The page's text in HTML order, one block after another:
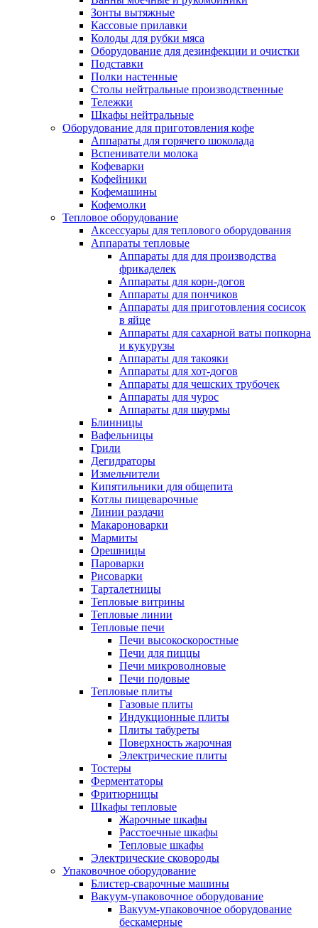
Зонты вытяжные
Кассовые прилавки
Колоды для рубки мяса
Оборудование для дезинфекции и очистки
Подставки
Полки настенные
Столы нейтральные производственные
Тележки
Шкафы нейтральные
Оборудование для приготовления кофе
Аппараты для горячего шоколада
Вспениватели молока
Кофеварки
Кофейники
Кофемашины
Кофемолки
Тепловое оборудование
Аксессуары для теплового оборудования
Аппараты тепловые
Аппараты для для производства
фрикаделек
Аппараты для корн-догов
Аппараты для пончиков
Аппараты для приготовления сосисок
в яйце
Аппараты для сахарной ваты попкорна
и кукурузы
Аппараты для такояки
Аппараты для хот-догов
Аппараты для чешских трубочек
Аппараты для чурос
Аппараты для шаурмы
Блинницы
Вафельницы
Грили
Дегидраторы
Измельчители
Кипятильники для общепита
Котлы пищеварочные
Линии раздачи
Макароноварки
Мармиты
Орешницы
Пароварки
Рисоварки
Тарталетницы
Тепловые витрины
Тепловые линии
Тепловые печи
Печи высокоскоростные
Печи для пиццы
Печи микроволновые
Печи подовые
Тепловые плиты
Газовые плиты
Индукционные плиты
Плиты табуреты
Поверхность жарочная
Электрические плиты
Тостеры
Ферментаторы
Фритюрницы
Шкафы тепловые
Жарочные шкафы
Расстоечные шкафы
Тепловые шкафы
Электрические сковороды
Упаковочное оборудование
Блистер-сварочные машины
Вакуум-упаковочное оборудование
Вакуум-упаковочное оборудование
беcкамерные